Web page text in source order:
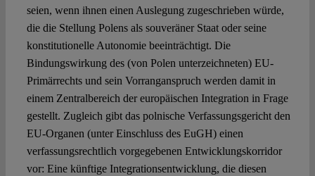
seien, wenn ihnen einen Auslegung zugeschrieben würde,
die die Stellung Polens als souveräner Staat oder seine
konstitutionelle Autonomie beeinträchtigt. Die
Bindungswirkung des (von Polen unterzeichneten) EU-
Primärrechts und sein Vorranganspruch werden damit in
einem Zentralbereich der europäischen Integration in Frage
gestellt. Zugleich gibt das polnische Verfassungsgericht den
EU-Organen (unter Einschluss des EuGH) einen
verfassungsrechtlich vorgegebenen Entwicklungskorridor
vor: Eine künftige Integrationsentwicklung, die diesen